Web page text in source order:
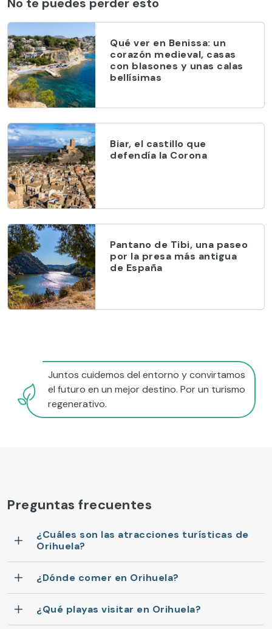
Qué ver en Benissa: un
corazón medieval, casas
con blasones y unas calas
bellísimas
Biar, el castillo que
defendía la Corona
Pantano de Tibi, una paseo
por la presa más antigua
de España
Juntos cuidemos del entorno y convirtamos
el futuro en un mejor destino. Por un turismo
regenerativo.
Preguntas frecuentes
¿Cuáles son las atracciones turísticas de
Orihuela?
¿Dónde comer en Orihuela?
¿Qué playas visitar en Orihuela?